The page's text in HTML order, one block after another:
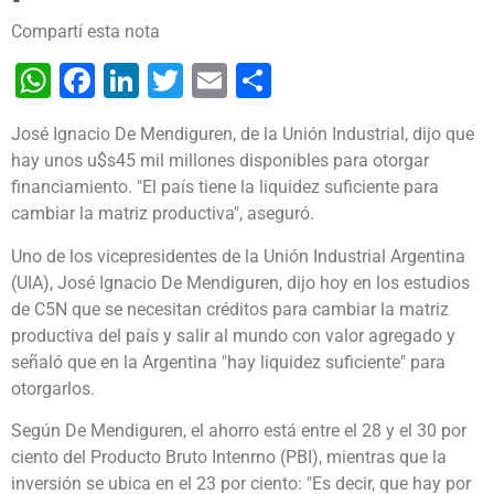
Compartí esta nota
WhatsApp
Facebook
LinkedIn
Twitter
Email
José Ignacio De Mendiguren, de la Unión Industrial, dijo que
hay unos u$s45 mil millones disponibles para otorgar
financiamiento. "El país tiene la liquidez suficiente para
cambiar la matriz productiva", aseguró.
Uno de los vicepresidentes de la Unión Industrial Argentina
(UIA), José Ignacio De Mendiguren, dijo hoy en los estudios
de C5N que se necesitan créditos para cambiar la matriz
productiva del país y salir al mundo con valor agregado y
señaló que en la Argentina "hay liquidez suficiente" para
otorgarlos.
Según De Mendiguren, el ahorro está entre el 28 y el 30 por
ciento del Producto Bruto Intenrno (PBI), mientras que la
inversión se ubica en el 23 por ciento: "Es decir, que hay por